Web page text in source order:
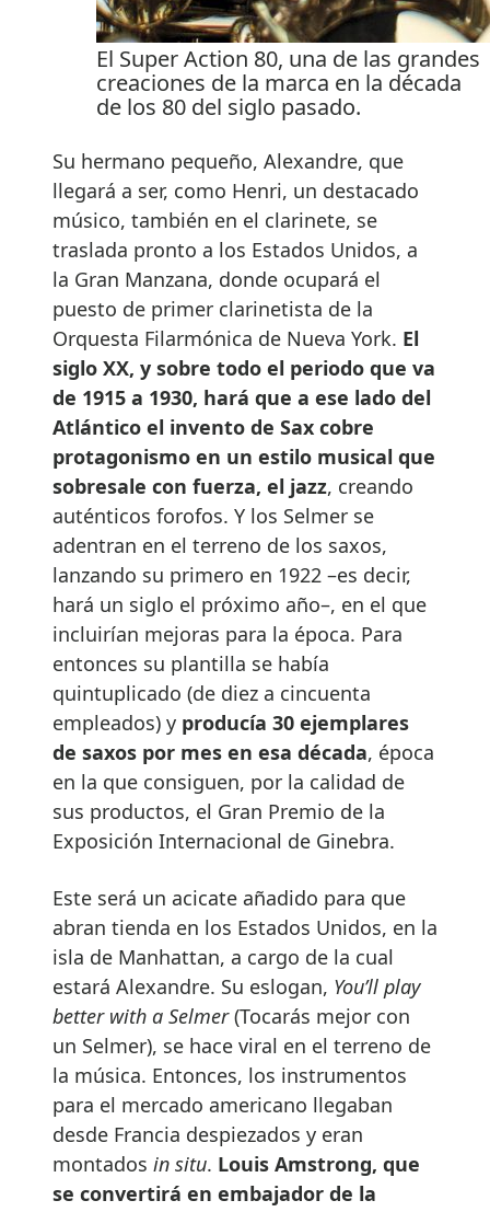
El Super Action 80, una de las grandes
creaciones de la marca en la década
de los 80 del siglo pasado.
Su hermano pequeño, Alexandre, que
llegará a ser, como Henri, un destacado
músico, también en el clarinete, se
traslada pronto a los Estados Unidos, a
la Gran Manzana, donde ocupará el
puesto de primer clarinetista de la
Orquesta Filarmónica de Nueva York. El
siglo XX, y sobre todo el periodo que va
de 1915 a 1930, hará que a ese lado del
Atlántico el invento de Sax cobre
protagonismo en un estilo musical que
sobresale con fuerza, el jazz, creando
auténticos forofos. Y los Selmer se
adentran en el terreno de los saxos,
lanzando su primero en 1922 –es decir,
hará un siglo el próximo año–, en el que
incluirían mejoras para la época. Para
entonces su plantilla se había
quintuplicado (de diez a cincuenta
empleados) y producía 30 ejemplares
de saxos por mes en esa década, época
en la que consiguen, por la calidad de
sus productos, el Gran Premio de la
Exposición Internacional de Ginebra.
Este será un acicate añadido para que
abran tienda en los Estados Unidos, en la
isla de Manhattan, a cargo de la cual
estará Alexandre. Su eslogan, You’ll play
better with a Selmer(Tocarás mejor con
un Selmer), se hace viral en el terreno de
la música. Entonces, los instrumentos
para el mercado americano llegaban
desde Francia despiezados y eran
montados in situ. Louis Amstrong, que
se convertirá en embajador de la